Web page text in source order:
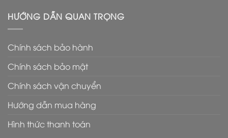
HƯỚNG DẪN QUAN TRỌNG
Chính sách bảo hành
Chính sách bảo mật
Chính sách vận chuyển
Hướng dẫn mua hàng
Hình thức thanh toán